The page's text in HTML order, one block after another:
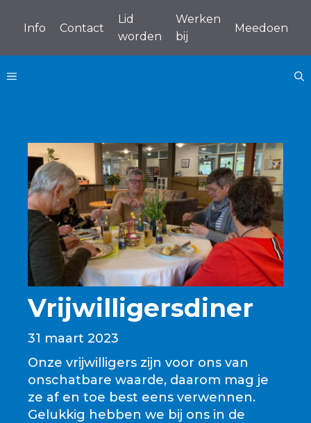
naar
inhoud
Info Contact
Lid
worden
Werken
bij
Meedoen
MENU
Vrijwilligersdiner
31 maart 2023
Onze vrijwilligers zijn voor ons van
onschatbare waarde, daarom mag je
ze af en toe best eens verwennen.
Gelukkig hebben we bij ons in de